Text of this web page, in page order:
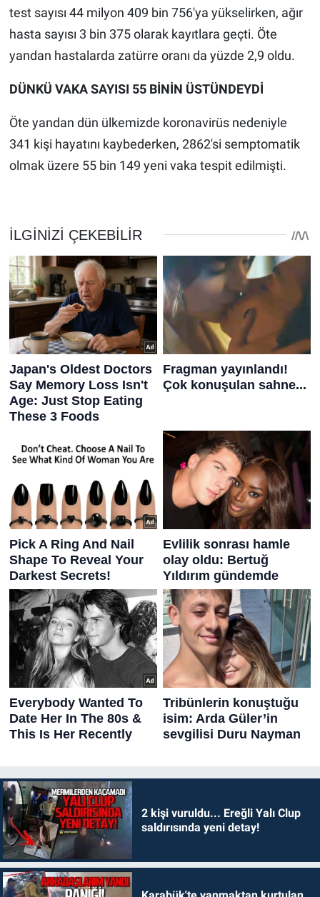
test sayısı 44 milyon 409 bin 756'ya yükselirken, ağır
hasta sayısı 3 bin 375 olarak kayıtlara geçti. Öte
yandan hastalarda zatürre oranı da yüzde 2,9 oldu.
DÜNKÜ VAKA SAYISI 55 BİNİN ÜSTÜNDEYDİ
Öte yandan dün ülkemizde koronavirüs nedeniyle
341 kişi hayatını kaybederken, 2862'si semptomatik
olmak üzere 55 bin 149 yeni vaka tespit edilmişti.
2 kişi vuruldu... Ereğli Yalı Clup
saldırısında yeni detay!